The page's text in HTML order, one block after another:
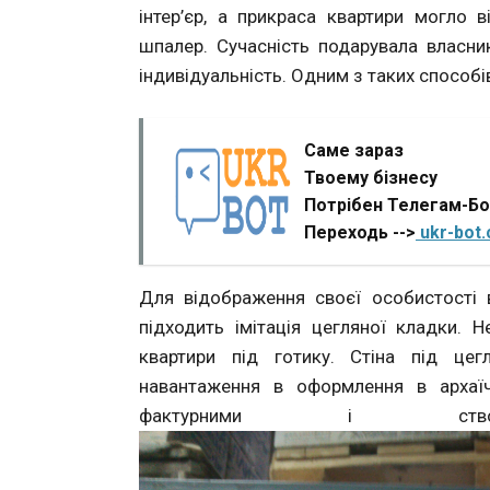
інтер’єр, а прикраса квартири могло
шпалер. Сучасність подарувала
індивідуальність. Одним з таких
Саме зараз
Твоему бізнесу
Потрібен Телегам-
Переходь --> ukr-
Для відображення своєї
підходить імітація цегляної
квартири під готику. Стіна під
навантаження в оформлення в
фактурними і